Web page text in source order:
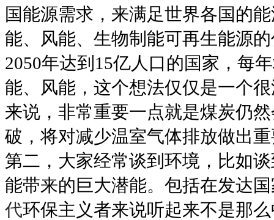
国能源需求，来满足世界各国的
能、风能、生物制能可再生能源
2050年达到15亿人口的国家，每
能、风能，这个想法仅仅是一个
来说，非常重要一点就是煤炭仍
破，将对减少温室气体排放做出
第二，大家经常谈到环境，比如
能带来的巨大潜能。包括在发达
代环保主义者来说听起来不是那